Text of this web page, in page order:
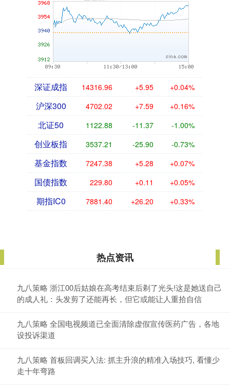
深证成指 14316.96 +5.95 +0.04%
沪深300 4702.02 +7.59 +0.16%
北证50 1122.88 -11.37 -1.00%
创业板指 3537.21 -25.90 -0.73%
基金指数 7247.38 +5.28 +0.07%
国债指数 229.80 +0.11 +0.05%
期指IC0 7881.40 +26.20 +0.33%
热点资讯
九八策略 浙江00后姑娘在高考结束后剃了光头!这是她送自己
的成人礼：头发剪了还能再长，但它或能让人重拾自信
九八策略 全国电视频道已全面清除虚假宣传医药广告，各地
设投诉渠道
九八策略 首板回调买入法: 抓主升浪的精准入场技巧, 看懂少
走十年弯路